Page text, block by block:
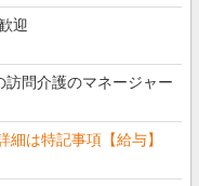
迎
訪問介護のマネージャー
は特記事項【給与】